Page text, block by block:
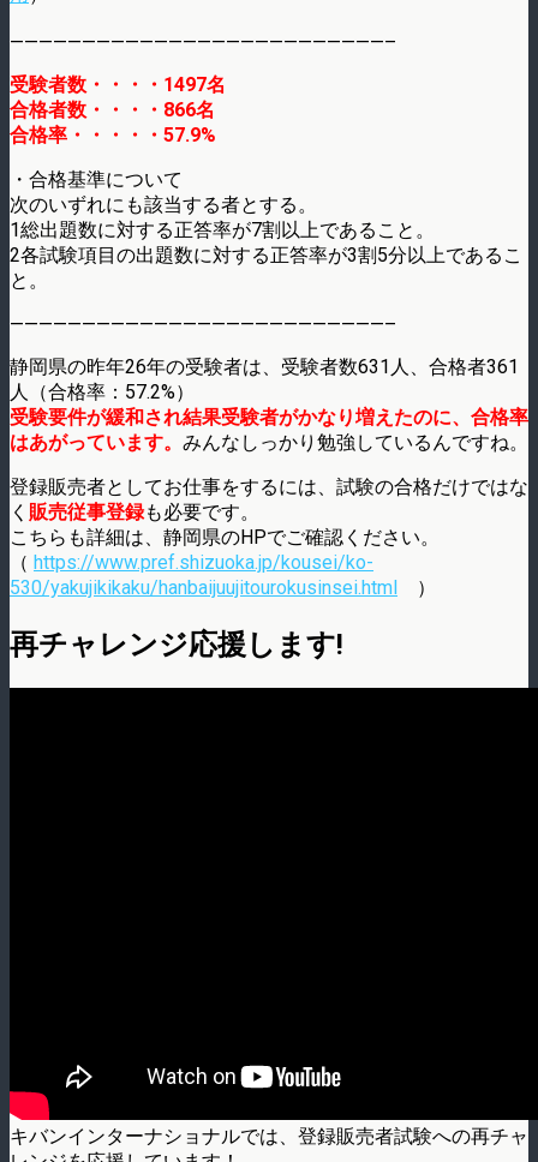
——————————————————————————–
受験者数・・・・1497名
合格者数・・・・866名
合格率・・・・・57.9%
・合格基準について
次のいずれにも該当する者とする。
1総出題数に対する正答率が7割以上であること。
2各試験項目の出題数に対する正答率が3割5分以上であるこ
と。
——————————————————————————–
静岡県の昨年26年の受験者は、受験者数631人、合格者361
人（合格率：57.2%）
受験要件が緩和され結果受験者がかなり増えたのに、合格率
はあがっています。 みんなしっかり勉強しているんですね。
登録販売者としてお仕事をするには、試験の合格だけではな
く 販売従事登録も必要です。
こちらも詳細は、静岡県のHPでご確認ください。
（ https://www.pref.shizuoka.jp/kousei/ko-
530/yakujikikaku/hanbaijuujitourokusinsei.html ）
再チャレンジ応援します!
キバンインターナショナルでは、登録販売者試験への再チャ